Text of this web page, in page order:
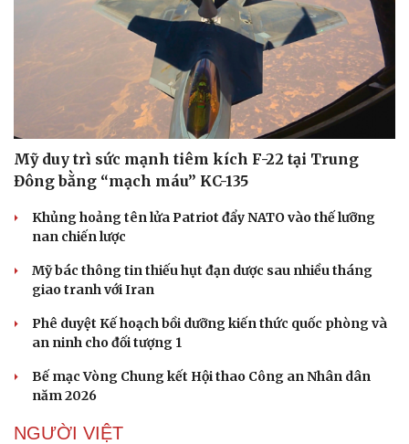
Thông tin doanh nghiệp
Doanh nghiệp 24h
Doanh nhân
Vì cộng đồng
Công nghệ
Sành điệu
Tin Công nghệ
Trải nghiệm
Chuyển đổi số
Mỹ duy trì sức mạnh tiêm kích F-22 tại Trung
Đông bằng “mạch máu” KC-135
Khủng hoảng tên lửa Patriot đẩy NATO vào thế lưỡng
nan chiến lược
Mỹ bác thông tin thiếu hụt đạn dược sau nhiều tháng
giao tranh với Iran
Phê duyệt Kế hoạch bồi dưỡng kiến thức quốc phòng và
an ninh cho đối tượng 1
Bế mạc Vòng Chung kết Hội thao Công an Nhân dân
năm 2026
NGƯỜI VIỆT